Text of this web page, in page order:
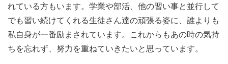
れている方もいます。学業や部活、他の習い事と並行して
でも習い続けてくれる生徒さん達の頑張る姿に、誰よりも
私自身が一番励まされています。これからもあの時の気持
ちを忘れず、努力を重ねていきたいと思っています。